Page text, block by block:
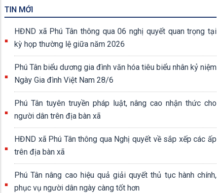
TIN MỚI
HĐND xã Phú Tân thông qua 06 nghị quyết quan trọng tại
kỳ họp thường lệ giữa năm 2026
Phú Tân biểu dương gia đình văn hóa tiêu biểu nhân kỷ niệm
Ngày Gia đình Việt Nam 28/6
Phú Tân tuyên truyền pháp luật, nâng cao nhận thức cho
người dân trên địa bàn xã
HĐND xã Phú Tân thông qua Nghị quyết về sắp xếp các ấp
trên địa bàn xã
Phú Tân nâng cao hiệu quả giải quyết thủ tục hành chính,
phục vụ người dân ngày càng tốt hơn